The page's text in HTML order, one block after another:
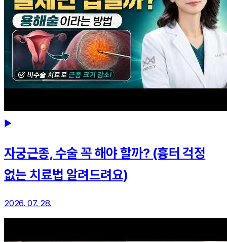
▶
자궁근종, 수술 꼭 해야 할까? (흉터 걱정
없는 치료법 알려드려요)
2026. 07. 28.